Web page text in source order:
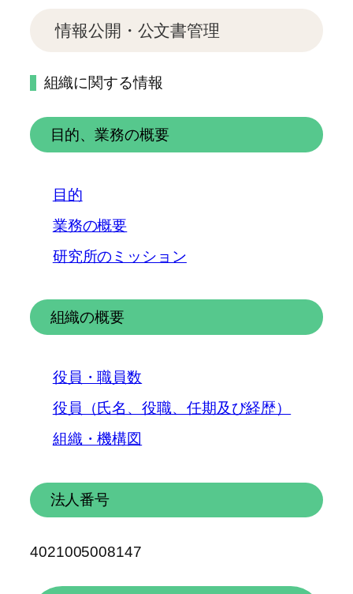
情報公開・公文書管理
組織に関する情報
目的、業務の概要
目的
業務の概要
研究所のミッション
組織の概要
役員・職員数
役員（氏名、役職、任期及び経歴）
組織・機構図
法人番号
4021005008147